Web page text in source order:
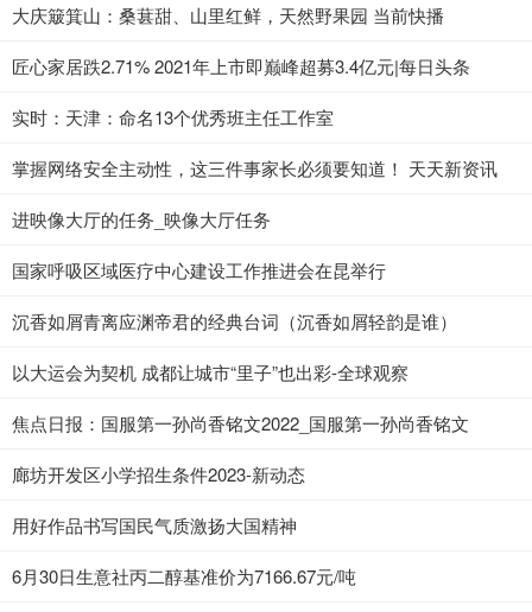
大庆簸箕山：桑葚甜、山里红鲜，天然野果园 当前快播
匠心家居跌2.71% 2021年上市即巅峰超募3.4亿元|每日头条
实时：天津：命名13个优秀班主任工作室
掌握网络安全主动性，这三件事家长必须要知道！ 天天新资讯
进映像大厅的任务_映像大厅任务
国家呼吸区域医疗中心建设工作推进会在昆举行
沉香如屑青离应渊帝君的经典台词（沉香如屑轻韵是谁）
以大运会为契机 成都让城市“里子”也出彩-全球观察
焦点日报：国服第一孙尚香铭文2022_国服第一孙尚香铭文
廊坊开发区小学招生条件2023-新动态
用好作品书写国民气质激扬大国精神
6月30日生意社丙二醇基准价为7166.67元/吨